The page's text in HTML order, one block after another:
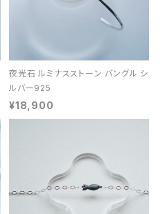
夜光石 ルミナスストーン バングル シ
ルバー925
¥18,900